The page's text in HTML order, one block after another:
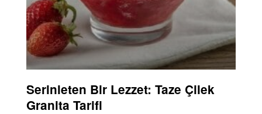
Serinleten Bir Lezzet: Taze Çilek
Granita Tarifi